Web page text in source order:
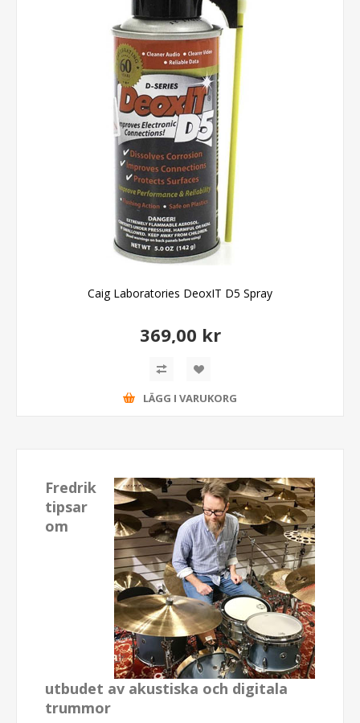
Caig Laboratories DeoxIT D5 Spray
369,00 kr
LÄGG I VARUKORG
Fredrik
tipsar
om
utbudet av akustiska och digitala
trummor